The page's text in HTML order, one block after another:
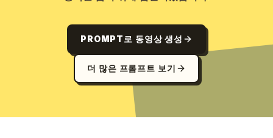
PROMPT로 동영상 생성
더 많은 프롬프트 보기